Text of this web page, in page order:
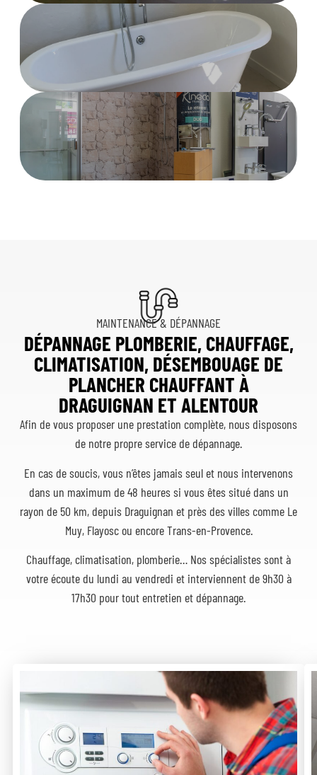
MAINTENANCE & DÉPANNAGE
DÉPANNAGE PLOMBERIE, CHAUFFAGE,
CLIMATISATION, DÉSEMBOUAGE DE
PLANCHER CHAUFFANT À
DRAGUIGNAN ET ALENTOUR
Afin de vous proposer une prestation complète, nous disposons
de notre propre service de dépannage.
En cas de soucis, vous n’êtes jamais seul et nous intervenons
dans un maximum de 48 heures si vous êtes situé dans un
rayon de 50 km, depuis Draguignan et près des villes comme Le
Muy, Flayosc ou encore Trans-en-Provence.
Chauffage, climatisation, plomberie… Nos spécialistes sont à
votre écoute du lundi au vendredi et interviennent de 9h30 à
17h30 pour tout entretien et dépannage.